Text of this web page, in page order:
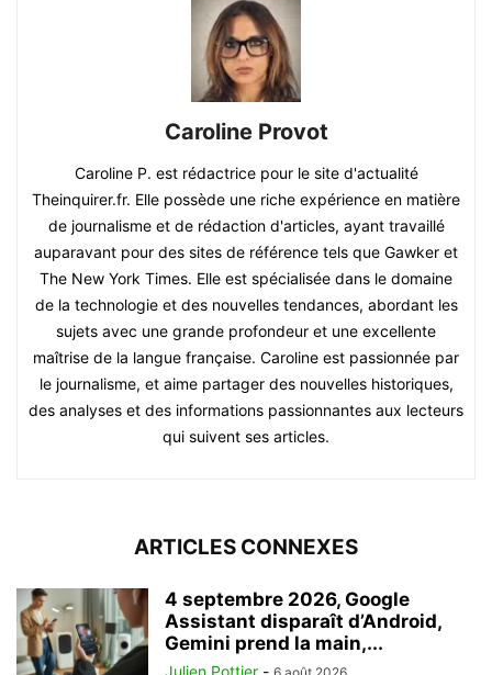
Caroline Provot
Caroline P. est rédactrice pour le site d'actualité
Theinquirer.fr. Elle possède une riche expérience en matière
de journalisme et de rédaction d'articles, ayant travaillé
auparavant pour des sites de référence tels que Gawker et
The New York Times. Elle est spécialisée dans le domaine
de la technologie et des nouvelles tendances, abordant les
sujets avec une grande profondeur et une excellente
maîtrise de la langue française. Caroline est passionnée par
le journalisme, et aime partager des nouvelles historiques,
des analyses et des informations passionnantes aux lecteurs
qui suivent ses articles.
ARTICLES CONNEXES
4 septembre 2026, Google
Assistant disparaît d’Android,
Gemini prend la main,...